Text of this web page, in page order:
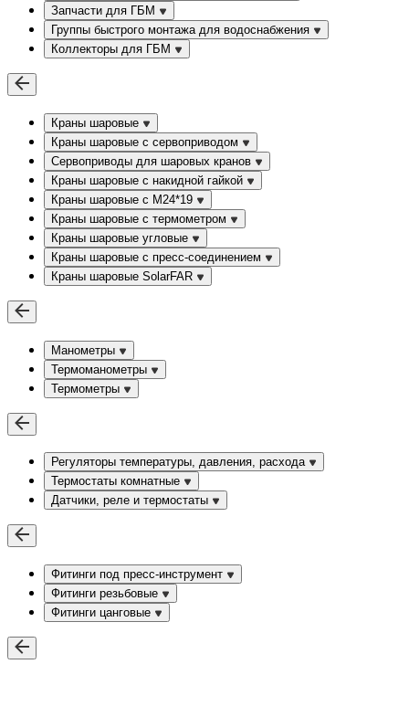
Запчасти для ГБМ
Группы быстрого монтажа для водоснабжения
Коллекторы для ГБМ
Краны шаровые
Краны шаровые с сервоприводом
Сервоприводы для шаровых кранов
Краны шаровые с накидной гайкой
Краны шаровые с М24*19
Краны шаровые с термометром
Краны шаровые угловые
Краны шаровые c пресс-соединением
Краны шаровые SolarFAR
Манометры
Термоманометры
Термометры
Регуляторы температуры, давления, расхода
Термостаты комнатные
Датчики, реле и термостаты
Фитинги под пресс-инструмент
Фитинги резьбовые
Фитинги цанговые